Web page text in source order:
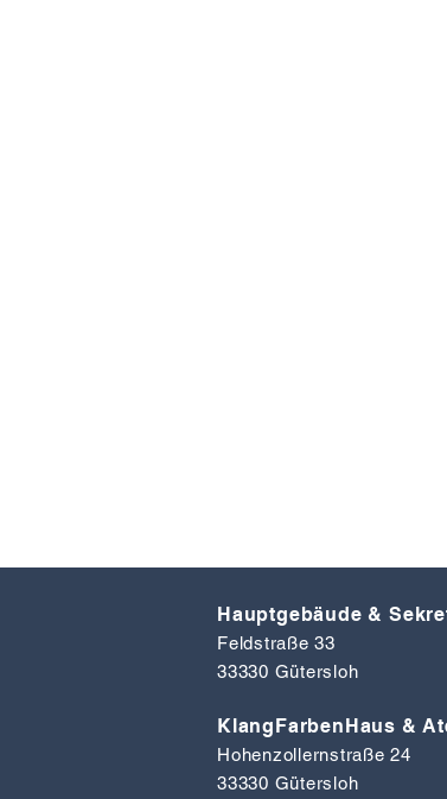
Hauptgebäude &
Feldstraße 33
33330 Gütersloh
KlangFarbenHaus &
Hohenzollernstraße 24
33330 Gütersloh